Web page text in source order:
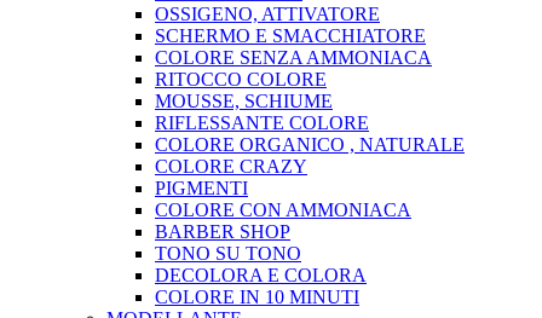
OSSIGENO, ATTIVATORE
SCHERMO E SMACCHIATORE
COLORE SENZA AMMONIACA
RITOCCO COLORE
MOUSSE, SCHIUME
RIFLESSANTE COLORE
COLORE ORGANICO , NATURALE
COLORE CRAZY
PIGMENTI
COLORE CON AMMONIACA
BARBER SHOP
TONO SU TONO
DECOLORA E COLORA
COLORE IN 10 MINUTI